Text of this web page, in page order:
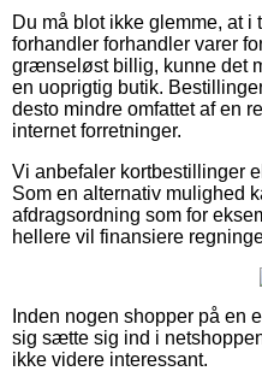
Du må blot ikke glemme, at
forhandler forhandler varer
grænseløst billig, kunne det
en uoprigtig butik.
desto mindre omfattet af en
internet forretninger.
Vi anbefaler kortbestillinger
Som en alternativ mulighed
afdragsordning som for
hellere vil finansiere
Inden nogen shopper på en
sig sætte sig ind i
ikke videre interessant.